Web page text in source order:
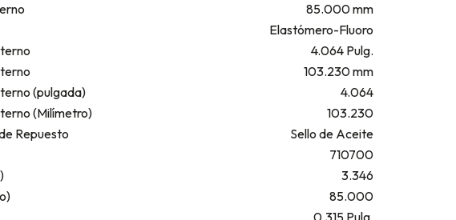
85.000 mm
Elastómero-Fluoro
4.064 Pulg.
103.230 mm
(pulgada)
4.064
(Milímetro)
103.230
Repuesto
Sello de Aceite
710700
3.346
85.000